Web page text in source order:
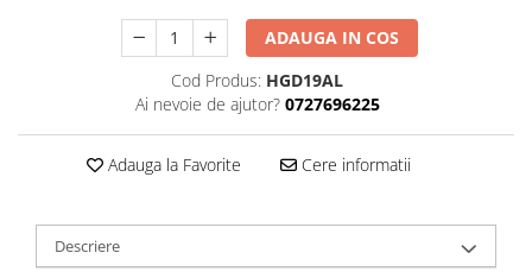
ADAUGA IN COS
Cod Produs: HGD19AL
Ai nevoie de ajutor? 0727696225
Adauga la Favorite Cere informatii
Descriere